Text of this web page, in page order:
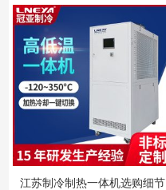
江苏制冷制热一体机选购细节